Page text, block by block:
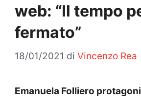
web: “Il tempo
fermato”
18/01/2021 di Vincenzo Rea
Emanuela Folliero